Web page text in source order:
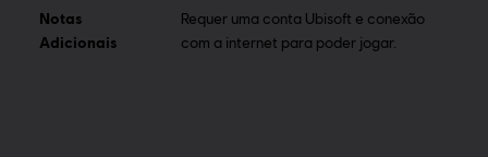
Notas
Adicionais
Requer uma conta Ubisoft e conexão
com a internet para poder jogar.